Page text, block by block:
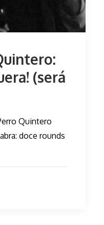
(será
Quintero
doce rounds